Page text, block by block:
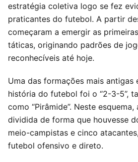
estratégia coletiva logo se fez
praticantes do futebol. A partir
começaram a emergir as
táticas, originando padrões de
reconhecíveis até hoje.
Uma das formações mais antigas
história do futebol foi o “2-3-5”,
como “Pirâmide”. Neste esquema,
dividida de forma que houvesse
meio-campistas e cinco
futebol ofensivo e direto.